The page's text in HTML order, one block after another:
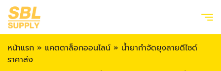
หน้าแรก » แคตตาล็อกออนไลน์ » น้ำยากำจัดยุงลายดีไซด์
ราคาส่ง